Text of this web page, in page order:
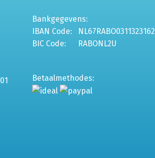
Bankgegevens:
IBAN Code:
NL67RABO0311323162
BIC Code:
RABONL2U
Betaalmethodes: